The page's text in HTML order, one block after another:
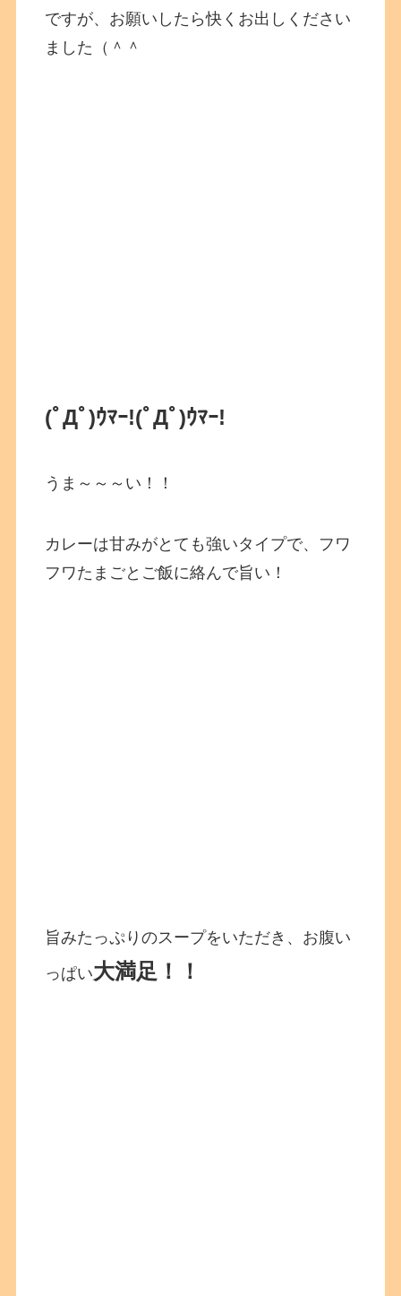
ですが、お願いしたら快くお出しください
ました（＾＾
(ﾟДﾟ)ｳﾏｰ!(ﾟДﾟ)ｳﾏｰ!
うま～～～い！！
カレーは甘みがとても強いタイプで、フワ
フワたまごとご飯に絡んで旨い！
旨みたっぷりのスープをいただき、お腹い
っぱい大満足！！